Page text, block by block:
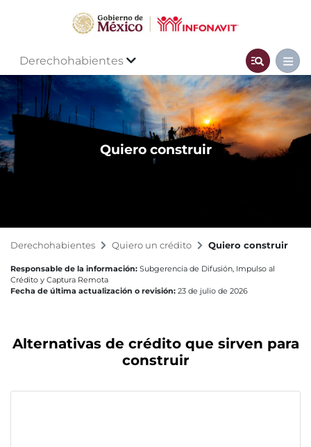
Derechohabientes
Quiero construir
Derechohabientes Quiero un crédito Quiero construir
Responsable de la información: Subgerencia de Difusión, Impulso al
Crédito y Captura Remota
Fecha de última actualización o revisión: 23 de julio de 2026
Alternativas de crédito que sirven para
construir